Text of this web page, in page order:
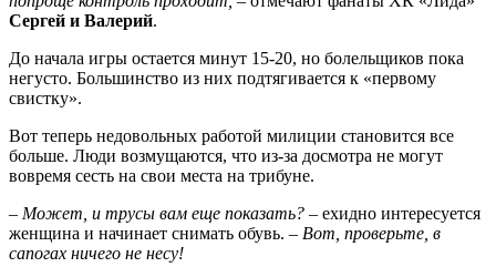
Сергей и Валерий.
До начала игры остается минут 15-20, но болельщиков пока
негусто. Большинство из них подтягивается к «первому
свистку».
Вот теперь недовольных работой милиции становится все
больше. Люди возмущаются, что из-за досмотра не могут
вовремя сесть на свои места на трибуне.
– Может, и трусы вам еще показать? – ехидно интересуется
женщина и начинает снимать обувь. – Вот, проверьте, в
сапогах ничего не несу!